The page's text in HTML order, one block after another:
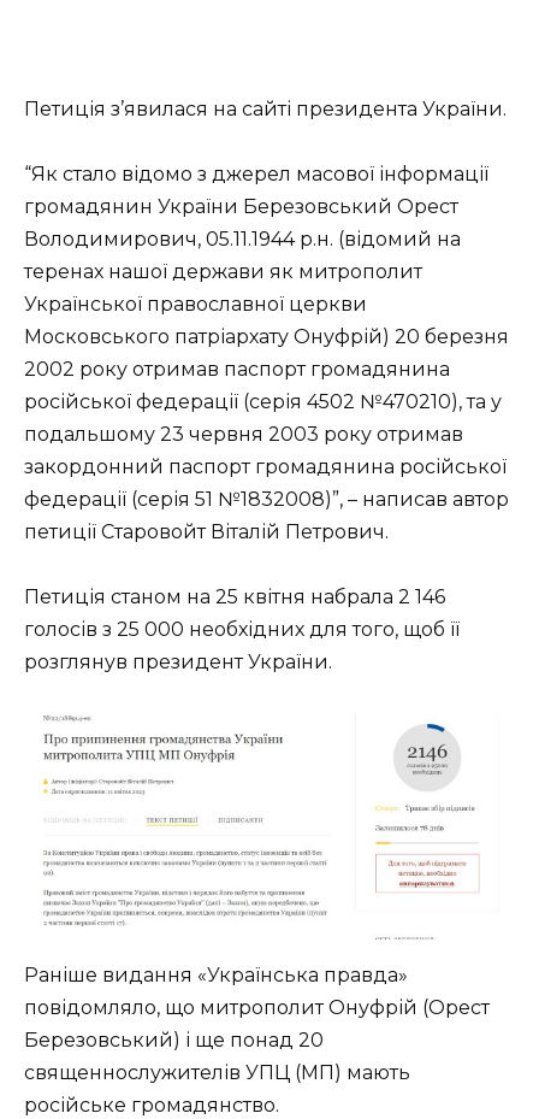
Петиція з’явилася на сайті президента України.
“Як стало відомо з джерел масової інформації
громадянин України Березовський Орест
Володимирович, 05.11.1944 р.н. (відомий на
теренах нашої держави як митрополит
Української православної церкви
Московського патріархату Онуфрій) 20 березня
2002 року отримав паспорт громадянина
російської федерації (серія 4502 №470210), та у
подальшому 23 червня 2003 року отримав
закордонний паспорт громадянина російської
федерації (серія 51 №1832008)”, – написав автор
петиції Старовойт Віталій Петрович.
Петиція станом на 25 квітня набрала 2 146
голосів з 25 000 необхідних для того, щоб її
розглянув президент України.
Раніше видання «Українська правда»
повідомляло, що митрополит Онуфрій (Орест
Березовський) і ще понад 20
священнослужителів УПЦ (МП) мають
російське громадянство.